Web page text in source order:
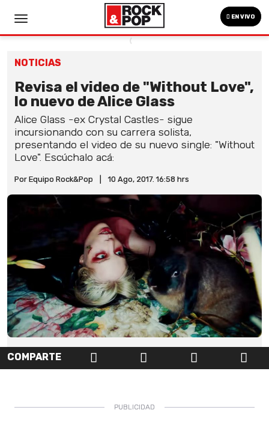
EN VIVO
NOTICIAS
Revisa el video de "Without Love",
lo nuevo de Alice Glass
Alice Glass -ex Crystal Castles- sigue
incursionando con su carrera solista,
presentando el video de su nuevo single: "Without
Love". Escúchalo acá:
Por Equipo Rock&Pop 10 Ago, 2017. 16:58 hrs
COMPARTE